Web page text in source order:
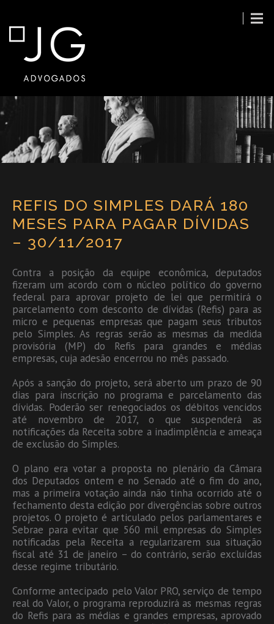
REFIS DO SIMPLES DARÁ 180
MESES PARA PAGAR DÍVIDAS
– 30/11/2017
Contra a posição da equipe econômica, deputados
fizeram um acordo com o núcleo político do governo
federal para aprovar projeto de lei que permitirá o
parcelamento com desconto de dívidas (Refis) para as
micro e pequenas empresas que pagam seus tributos
pelo Simples. As regras serão as mesmas da medida
provisória (MP) do Refis para grandes e médias
empresas, cuja adesão encerrou no mês passado.
Após a sanção do projeto, será aberto um prazo de 90
dias para inscrição no programa e parcelamento das
dívidas. Poderão ser renegociados os débitos vencidos
até novembro de 2017, o que suspenderá as
notificações da Receita sobre a inadimplência e ameaça
de exclusão do Simples.
O plano era votar a proposta no plenário da Câmara
dos Deputados ontem e no Senado até o fim do ano,
mas a primeira votação ainda não tinha ocorrido até o
fechamento desta edição por divergências sobre outros
projetos. O projeto é articulado pelos parlamentares e
Sebrae para evitar que 560 mil empresas do Simples
notificadas pela Receita a regularizarem sua situação
fiscal até 31 de janeiro – do contrário, serão excluídas
desse regime tributário.
Conforme antecipado pelo Valor PRO, serviço de tempo
real do Valor, o programa reproduzirá as mesmas regras
do Refis para as médias e grandes empresas, aprovado